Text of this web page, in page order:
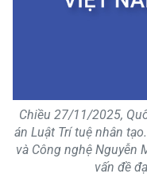
Chiều 27/11/2025,
án Luật Trí tuệ nhân
và Công nghệ Nguyễn
vấn đề